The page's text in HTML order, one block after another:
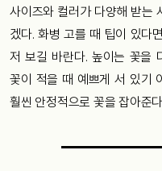
사이즈와 컬러가 다양해 받는
겠다. 화병 고를 때 팁이 있다
저 보길 바란다. 높이는 꽃을
꽃이 적을 때 예쁘게 서 있기
훨씬 안정적으로 꽃을 잡아준